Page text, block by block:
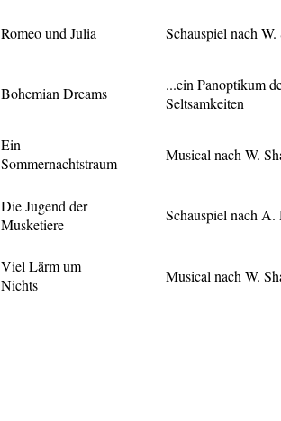
Romeo und Julia Schauspiel nach W.
Bohemian Dreams
...ein Panoptikum
Seltsamkeiten
Ein
Sommernachtstraum
Musical nach W.
Die Jugend der
Musketiere
Schauspiel nach A.
Viel Lärm um
Nichts
Musical nach W.